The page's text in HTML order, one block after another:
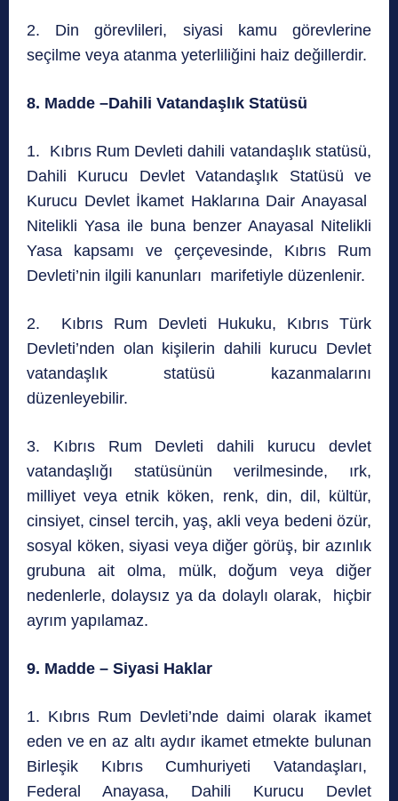
2. Din görevlileri, siyasi kamu görevlerine
seçilme veya atanma yeterliliğini haiz değillerdir.
8. Madde –Dahili Vatandaşlık Statüsü
1. Kıbrıs Rum Devleti dahili vatandaşlık statüsü,
Dahili Kurucu Devlet Vatandaşlık Statüsü ve
Kurucu Devlet İkamet Haklarına Dair Anayasal
Nitelikli Yasa ile buna benzer Anayasal Nitelikli
Yasa kapsamı ve çerçevesinde, Kıbrıs Rum
Devleti’nin ilgili kanunları marifetiyle düzenlenir.
2. Kıbrıs Rum Devleti Hukuku, Kıbrıs Türk
Devleti’nden olan kişilerin dahili kurucu Devlet
vatandaşlık statüsü kazanmalarını
düzenleyebilir.
3. Kıbrıs Rum Devleti dahili kurucu devlet
vatandaşlığı statüsünün verilmesinde, ırk,
milliyet veya etnik köken, renk, din, dil, kültür,
cinsiyet, cinsel tercih, yaş, akli veya bedeni özür,
sosyal köken, siyasi veya diğer görüş, bir azınlık
grubuna ait olma, mülk, doğum veya diğer
nedenlerle, dolaysız ya da dolaylı olarak, hiçbir
ayrım yapılamaz.
9. Madde – Siyasi Haklar
1. Kıbrıs Rum Devleti’nde daimi olarak ikamet
eden ve en az altı aydır ikamet etmekte bulunan
Birleşik Kıbrıs Cumhuriyeti Vatandaşları,
Federal Anayasa, Dahili Kurucu Devlet